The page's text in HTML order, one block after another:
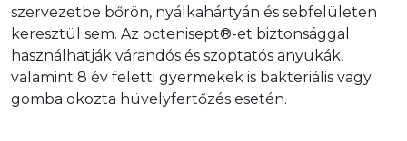
szervezetbe bőrön, nyálkahártyán és sebfelületen
keresztül sem. Az octenisept®-et biztonsággal
használhatják várandós és szoptatós anyukák,
valamint 8 év feletti gyermekek is bakteriális vagy
gomba okozta hüvelyfertőzés esetén.